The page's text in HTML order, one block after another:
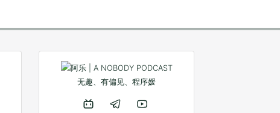
无趣、有偏见、程序媛